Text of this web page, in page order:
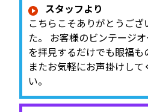
スタッフより
こちらこそありがとうござ
た。 お客様のビンテージ
を拝見するだけでも眼福も
またお気軽にお声掛けして
い。